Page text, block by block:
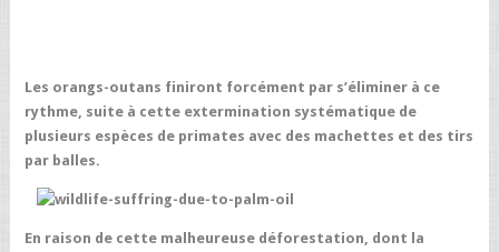
Les orangs-outans finiront forcément par s’éliminer à ce
rythme, suite à cette extermination systématique de
plusieurs espèces de primates avec des machettes et des tirs
par balles.
En raison de cette malheureuse déforestation, dont la